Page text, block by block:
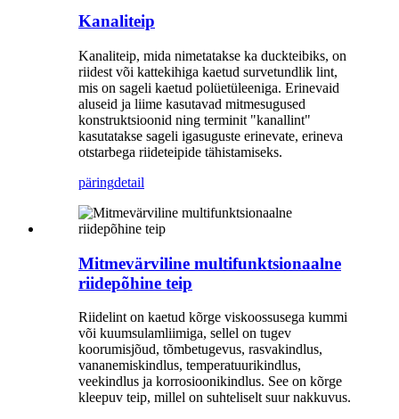
Kanaliteip
Kanaliteip, mida nimetatakse ka duckteibiks, on
riidest või kattekihiga kaetud survetundlik lint,
mis on sageli kaetud polüetüleeniga. Erinevaid
aluseid ja liime kasutavad mitmesugused
konstruktsioonid ning terminit "kanallint"
kasutatakse sageli igasuguste erinevate, erineva
otstarbega riideteipide tähistamiseks.
päringdetail
Mitmevärviline multifunktsionaalne
riidepõhine teip
Riidelint on kaetud kõrge viskoossusega kummi
või kuumsulamliimiga, sellel on tugev
koorumisjõud, tõmbetugevus, rasvakindlus,
vananemiskindlus, temperatuurikindlus,
veekindlus ja korrosioonikindlus. See on kõrge
kleepuv teip, millel on suhteliselt suur nakkuvus.